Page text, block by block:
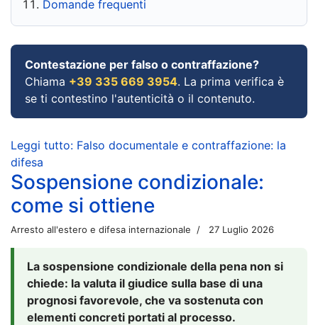
Domande frequenti
Contestazione per falso o contraffazione?
Chiama +39 335 669 3954. La prima verifica è
se ti contestino l'autenticità o il contenuto.
Leggi tutto: Falso documentale e contraffazione: la
difesa
Sospensione condizionale:
come si ottiene
Arresto all'estero e difesa internazionale 27 Luglio 2026
La sospensione condizionale della pena non si
chiede: la valuta il giudice sulla base di una
prognosi favorevole, che va sostenuta con
elementi concreti portati al processo.